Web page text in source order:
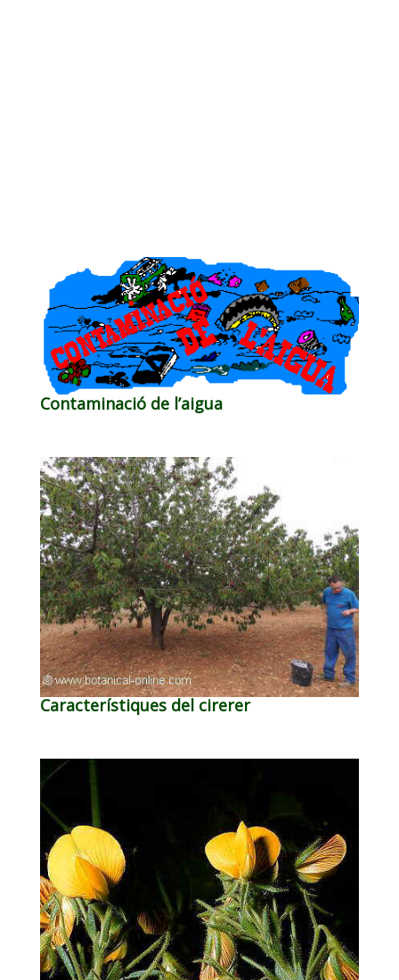
Contaminació de l’aigua
Característiques del cirerer